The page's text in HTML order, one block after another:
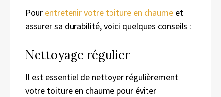
Pour entretenir votre toiture en chaume et
assurer sa durabilité, voici quelques conseils :
Nettoyage régulier
Il est essentiel de nettoyer régulièrement
votre toiture en chaume pour éviter